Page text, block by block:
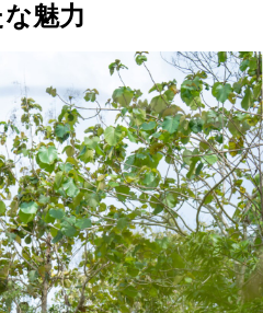
魅力